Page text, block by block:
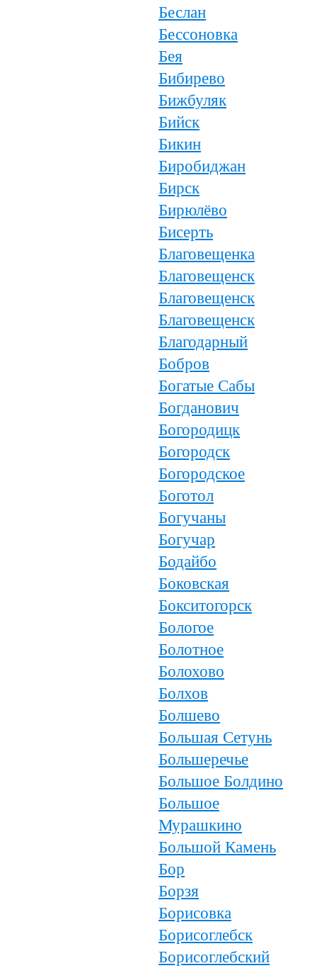
Беслан
Бессоновка
Бея
Бибирево
Бижбуляк
Бийск
Бикин
Биробиджан
Бирск
Бирюлёво
Бисерть
Благовещенка
Благовещенск
Благовещенск
Благовещенск
Благодарный
Бобров
Богатые Сабы
Богданович
Богородицк
Богородск
Богородское
Боготол
Богучаны
Богучар
Бодайбо
Боковская
Бокситогорск
Бологое
Болотное
Болохово
Болхов
Болшево
Большая Сетунь
Большеречье
Большое Болдино
Большое
Мурашкино
Большой Камень
Бор
Борзя
Борисовка
Борисоглебск
Борисоглебский